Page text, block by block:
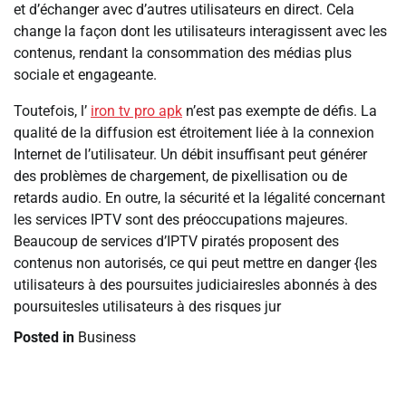
et d’échanger avec d’autres utilisateurs en direct. Cela
change la façon dont les utilisateurs interagissent avec les
contenus, rendant la consommation des médias plus
sociale et engageante.
Toutefois, l’ iron tv pro apk n’est pas exempte de défis. La
qualité de la diffusion est étroitement liée à la connexion
Internet de l’utilisateur. Un débit insuffisant peut générer
des problèmes de chargement, de pixellisation ou de
retards audio. En outre, la sécurité et la légalité concernant
les services IPTV sont des préoccupations majeures.
Beaucoup de services d’IPTV piratés proposent des
contenus non autorisés, ce qui peut mettre en danger {les
utilisateurs à des poursuites judiciairesles abonnés à des
poursuitesles utilisateurs à des risques jur
Posted in Business